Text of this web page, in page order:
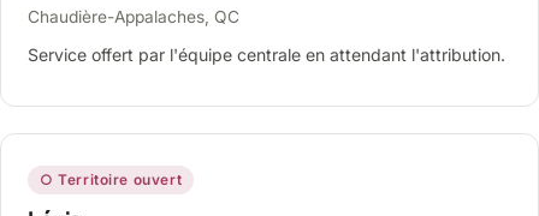
Chaudière-Appalaches, QC
Service offert par l'équipe centrale en attendant l'attribution.
○ Territoire ouvert